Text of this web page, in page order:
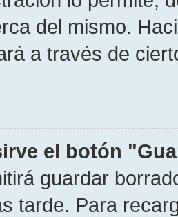
del mismo.
a través de
el botón
guardar
tarde. Para